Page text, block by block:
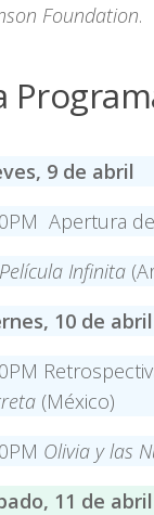
Foundation.
9 de abril
Apertura
Infinita
10 de abril
(México)
Olivia y las
11 de abril